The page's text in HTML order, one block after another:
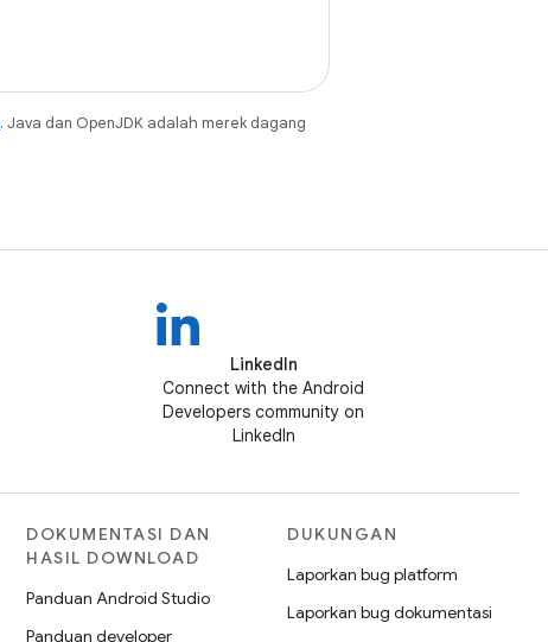
. Java dan OpenJDK adalah merek dagang
LinkedIn
Connect with the Android
Developers community on
LinkedIn
DOKUMENTASI DAN
HASIL DOWNLOAD
Panduan Android Studio
Panduan developer
DUKUNGAN
Laporkan bug platform
Laporkan bug dokumentasi